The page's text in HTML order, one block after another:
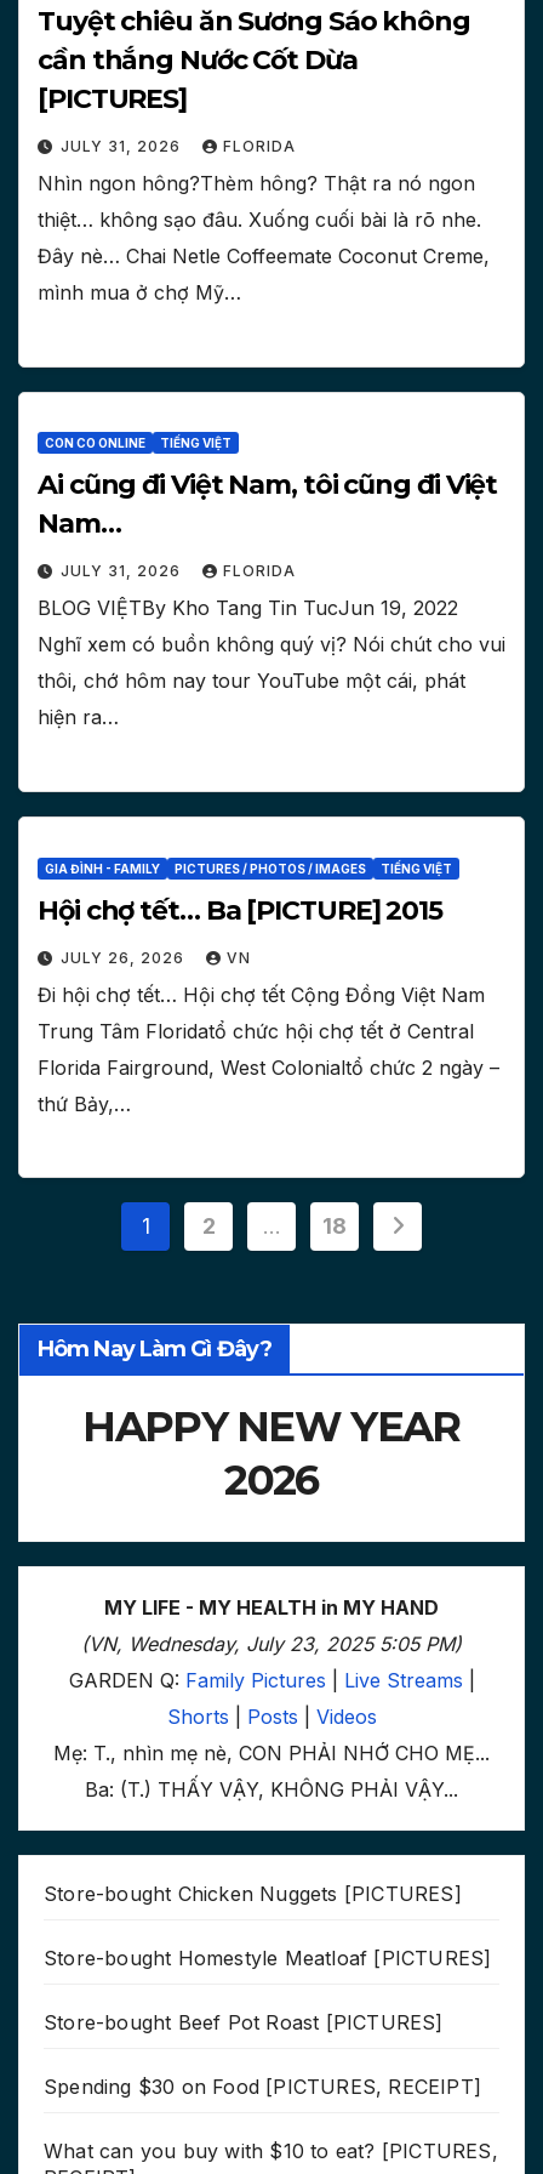
Tuyệt chiêu ăn Sương Sáo không
cần thắng Nước Cốt Dừa
[PICTURES]
JULY 31, 2026 FLORIDA
Nhìn ngon hông?Thèm hông? Thật ra nó ngon
thiệt… không sạo đâu. Xuống cuối bài là rõ nhe.
Đây nè… Chai Netle Coffeemate Coconut Creme,
mình mua ở chợ Mỹ…
CON CO ONLINE TIẾNG VIỆT
Ai cũng đi Việt Nam, tôi cũng đi Việt
Nam…
JULY 31, 2026 FLORIDA
BLOG VIỆTBy Kho Tang Tin TucJun 19, 2022
Nghĩ xem có buồn không quý vị? Nói chút cho vui
thôi, chớ hôm nay tour YouTube một cái, phát
hiện ra…
GIA ĐÌNH - FAMILY PICTURES / PHOTOS / IMAGES TIẾNG VIỆT
Hội chợ tết… Ba [PICTURE] 2015
JULY 26, 2026 VN
Đi hội chợ tết… Hội chợ tết Cộng Đồng Việt Nam
Trung Tâm Floridatổ chức hội chợ tết ở Central
Florida Fairground, West Colonialtổ chức 2 ngày –
thứ Bảy,…
Posts
1 2 … 18
Hôm Nay Làm Gì Đây?
HAPPY NEW YEAR
2026
MY LIFE - MY HEALTH in MY HAND
(VN, Wednesday, July 23, 2025 5:05 PM)
GARDEN Q: Family Pictures Live Streams
Shorts
Posts
Videos
Mẹ: T., nhìn mẹ nè, CON PHẢI NHỚ CHO MẸ...
Ba: (T.) THẤY VẬY, KHÔNG PHẢI VẬY...
Store-bought Chicken Nuggets [PICTURES]
Store-bought Homestyle Meatloaf [PICTURES]
Store-bought Beef Pot Roast [PICTURES]
Spending $30 on Food [PICTURES, RECEIPT]
What can you buy with $10 to eat? [PICTURES,